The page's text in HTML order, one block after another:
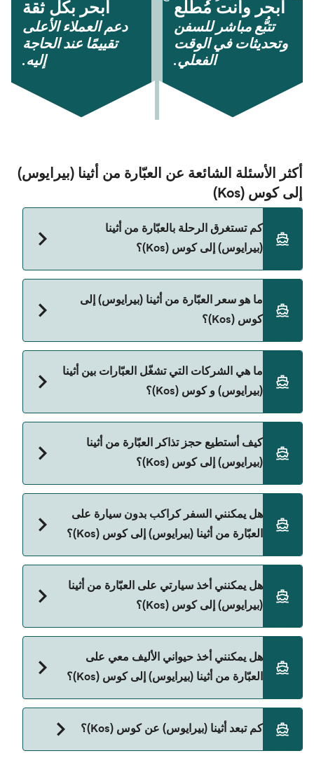
أبحر وأنت مُطّلع
تتبُّع مباشر للسفن
وتحديثات في الوقت
الفعلي.
أبحر بكل ثقة
دعم العملاء الأعلى
تقييمًا عند الحاجة
إليه.
أكثر الأسئلة الشائعة عن العبّارة من أثينا (بيرايوس)
إلى كوس (Kos)
كم تستغرق الرحلة بالعبّارة من أثينا
(بيرايوس) إلى كوس (Kos)؟
تقريباً 11 ساعات 55 دقائق. مدة الإبحار ممكن تختلف
حسب الموسم والشركة، لذلك ننصحك بمراجعة الأوقات
المباشرة باستخدام Direct Ferries Deal Finder.
ما هو سعر العبّارة من أثينا (بيرايوس) إلى
كوس (Kos)؟
سعر العبّارة من أثينا (بيرايوس) إلى كوس (Kos) يختلف
حسب الموسم. متوسط سعر الرحلة هو 1٬360٫77
ما هي الشركات التي تشغّل العبّارات بين أثينا
(بيرايوس) و كوس (Kos)؟
Blue Star Ferries هي المشغّل الرئيسي للعبّارة من أثينا
(بيرايوس) إلى كوس (Kos).
كيف أستطيع حجز تذاكر العبّارة من أثينا
(بيرايوس) إلى كوس (Kos)؟
صفحة العروض لمعرفة أحدث التخفيضات.
هل يمكنني السفر كراكب بدون سيارة على
العبّارة من أثينا (بيرايوس) إلى كوس (Kos)؟
نعم، يمكنك السفر كراكب بدون سيارة من أثينا (بيرايوس)
إلى كوس (Kos) مع:
هل يمكنني أخذ سيارتي على العبّارة من أثينا
(بيرايوس) إلى كوس (Kos)؟
نعم، يمكنك السفر مع سيارتك على العبّارة من أثينا
(بيرايوس) إلى كوس (Kos) مع:
هل يمكنني أخذ حيواني الأليف معي على
العبّارة من أثينا (بيرايوس) إلى كوس (Kos)؟
نعم، الحيوانات الأليفة مسموح بها على العبّارة. قد تحتاج
إلى جواز سفر للحيوان. يرجى مراجعة تعليمات شركات
كم تبعد أثينا (بيرايوس) عن كوس (Kos)؟